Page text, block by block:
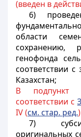
(введен в
6)
области
сохранению,
генофонда
соответствии с
Казахстан;
В подпункт
соответствии с
IV (см. стар. ред.)
7)
оригинальных